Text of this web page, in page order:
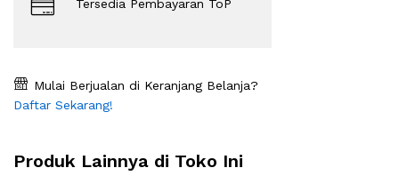
Tersedia Pembayaran ToP
Mulai Berjualan di Keranjang Belanja?
Daftar Sekarang!
Produk Lainnya di Toko Ini